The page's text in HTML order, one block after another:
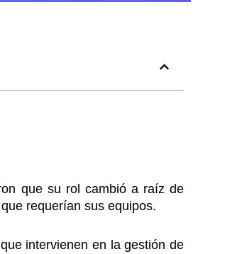
que su rol cambió a raíz de
requerían sus equipos.
intervienen en la gestión de